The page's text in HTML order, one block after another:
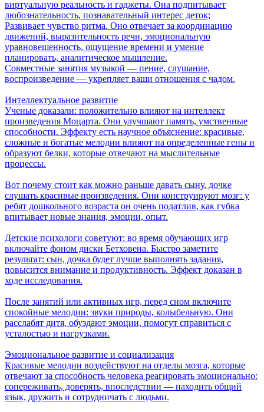
виртуальную реальность и гаджеты. Она подпитывает
любознательность, познавательный интерес деток;
Развивает чувство ритма. Оно отвечает за координацию
движений, выразительность речи, эмоциональную
уравновешенность, ощущение времени и умение
планировать, аналитическое мышление.
Совместные занятия музыкой — пение, слушание,
воспроизведение — укрепляет ваши отношения с чадом.
Интеллектуальное развитие
Ученые доказали: положительно влияют на интеллект
произведения Моцарта. Они улучшают память, умственные
способности. Эффекту есть научное объяснение: красивые,
сложные и богатые мелодии влияют на определенные гены и
образуют белки, которые отвечают на мыслительные
процессы.
Вот почему стоит как можно раньше давать сыну, дочке
слушать красивые произведения. Они конструируют мозг: у
ребят дошкольного возраста он очень податлив, как губка
впитывает новые знания, эмоции, опыт.
Детские психологи советуют: во время обучающих игр
включайте фоном диски Бетховена. Быстро заметите
результат: сын, дочка будет лучше выполнять задания,
повысится внимание и продуктивность. Эффект доказан в
ходе исследования.
После занятий или активных игр, перед сном включите
спокойные мелодии: звуки природы, колыбельную. Они
расслабят дитя, обуздают эмоции, помогут справиться с
усталостью и нагрузками.
Эмоциональное развитие и социализация
Красивые мелодии воздействуют на отделы мозга, которые
отвечают за способность человека реагировать эмоционально:
сопереживать, доверять, впоследствии — находить общий
язык, дружить и сотрудничать с людьми.